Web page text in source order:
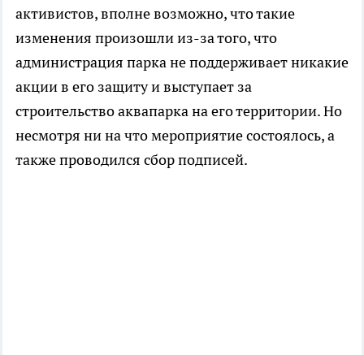
активистов, вполне возможно, что такие
изменения произошли из-за того, что
администрация парка не поддерживает никакие
акции в его защиту и выступает за
строительство аквапарка на его территории. Но
несмотря ни на что мероприятие состоялось, а
также проводился сбор подписей.